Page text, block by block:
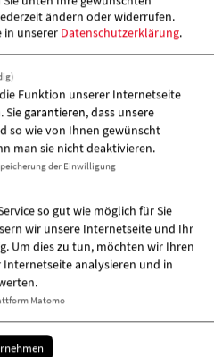
ändern oder widerrufen.
in unserer Datenschutzerklärung.
Funktion unserer Internetseite
garantieren, dass unsere
so wie von Ihnen gewünscht
man sie nicht deaktivieren.
der Einwilligung
so gut wie möglich für Sie
wir unsere Internetseite und Ihr
Um dies zu tun, möchten wir Ihren
analysieren und in
Matomo